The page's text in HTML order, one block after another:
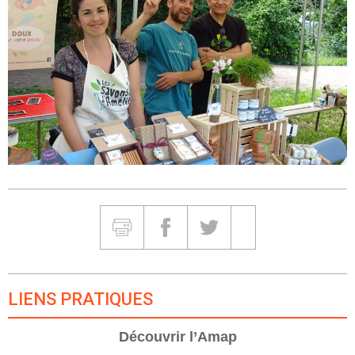
ImprimerPartager sur Facebook
Partager sur Twitter
LIENS PRATIQUES
Découvrir l’Amap